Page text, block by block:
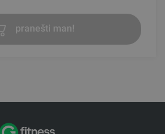
pranešti man!